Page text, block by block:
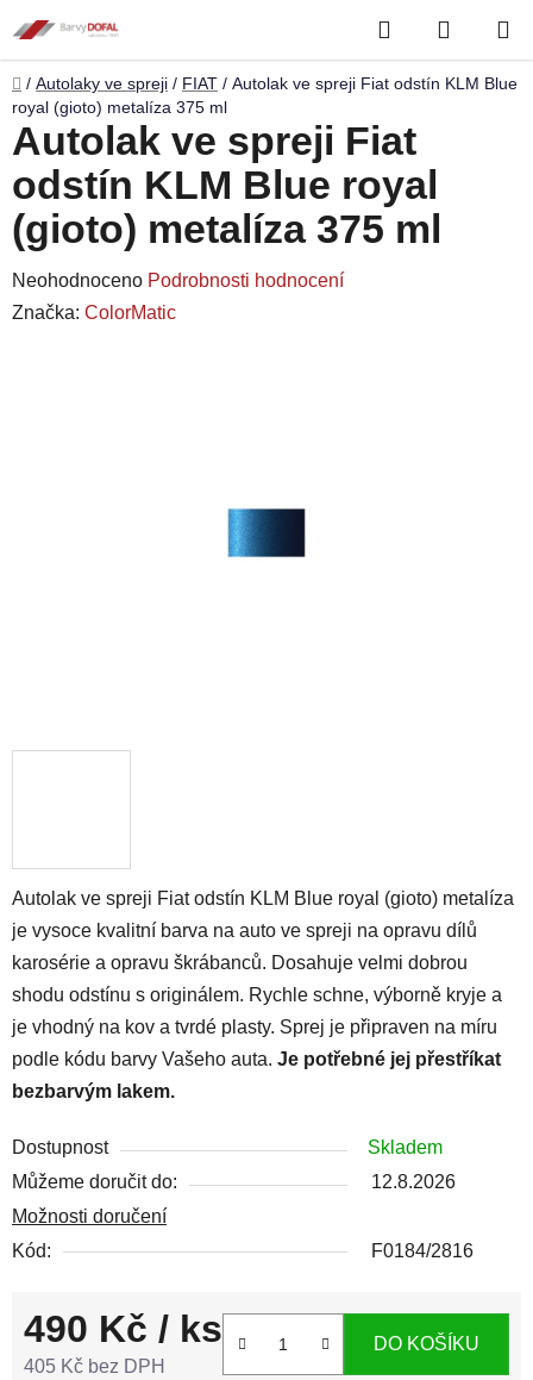
na
obsah
Hledat
KOŠÍK
Domů
/ Autolaky ve spreji / FIAT / Autolak ve spreji Fiat odstín KLM Blue
royal (gioto) metalíza 375 ml
Autolak ve spreji Fiat odstín KLM Blue royal (gioto) metalíza
je vysoce kvalitní barva na auto ve spreji na opravu dílů
karosérie a opravu škrábanců. Dosahuje velmi dobrou
shodu odstínu s originálem. Rychle schne, výborně kryje a
je vhodný na kov a tvrdé plasty. Sprej je připraven na míru
podle kódu barvy Vašeho auta. Je potřebné jej přestříkat
bezbarvým lakem.
Dostupnost
Skladem
Můžeme doručit do:
12.8.2026
Možnosti doručení
Kód:
F0184/2816
490 Kč / ks
405 Kč bez DPH
DO KOŠÍKU
Autolak ve spreji Fiat
odstín KLM Blue royal
(gioto) metalíza 375 ml
Průměrné
hodnocení
Neohodnoceno Podrobnosti hodnocení
Značka: ColorMatic